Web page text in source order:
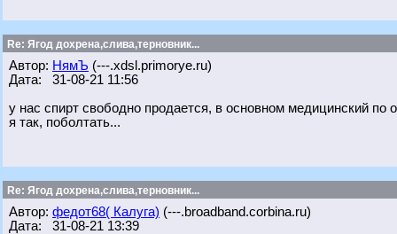
Re: Ягод дохрена,слива,терновник...
Автор: НямЪ (---.xdsl.primorye.ru)
Дата: 31-08-21 11:56
у нас спирт свободно продается, в основном медицинский
я так, поболтать...
Re: Ягод дохрена,слива,терновник...
Автор: федот68( Калуга) (---.broadband.corbina.ru)
Дата: 31-08-21 13:39